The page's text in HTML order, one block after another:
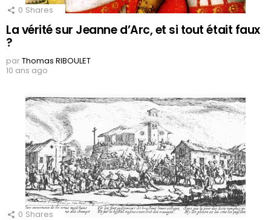
0 Shares
La vérité sur Jeanne d’Arc, et si tout était faux
?
parThomas RIBOULET
10 ans ago
0 Shares